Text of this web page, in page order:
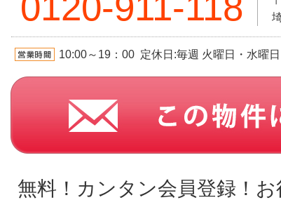
10:00～19：00 定休日:毎週 火曜日・水曜日
無料！カンタン会員登録！お